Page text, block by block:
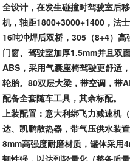
全设计，在发生碰撞时驾驶室后
机，轴距1800+3000+1400，法
16吨冲焊后双桥，305（8+4）
门窗、驾驶室加厚1.5mm并且双
ABS，采用气囊座椅驾驶更舒适
轮胎。80双层大梁，带空调，带
配备全套随车工具，其余标配。
上装配置：意大利绑飞力减速机
达、凯鹏散热器，带气压供水装
8mm高强度耐磨材质，罐体采用